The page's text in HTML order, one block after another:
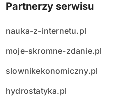
Partnerzy serwisu
nauka-z-internetu.pl
moje-skromne-zdanie.pl
slownikekonomiczny.pl
hydrostatyka.pl